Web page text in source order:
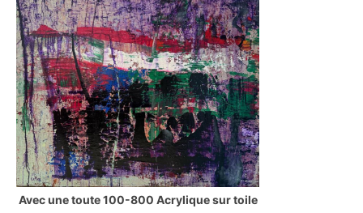
Avec une toute 100-800 Acrylique sur toile